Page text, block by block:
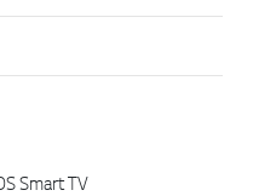
Smart TV